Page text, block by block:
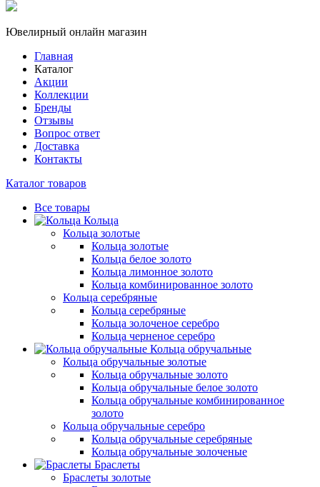
Ювелирный онлайн магазин
Главная
Каталог
Акции
Коллекции
Бренды
Отзывы
Вопрос ответ
Доставка
Контакты
Каталог товаров
Все товары
Кольца
Кольца золотые
Кольца золотые
Кольца белое золото
Кольца лимонное золото
Кольца комбинированное золото
Кольца серебряные
Кольца серебряные
Кольца золоченое серебро
Кольца черненое серебро
Кольца обручальные
Кольца обручальные золотые
Кольца обручальные золото
Кольца обручальные белое золото
Кольца обручальные комбинированное
золото
Кольца обручальные серебро
Кольца обручальные серебряные
Кольца обручальные золоченые
Браслеты
Браслеты золотые